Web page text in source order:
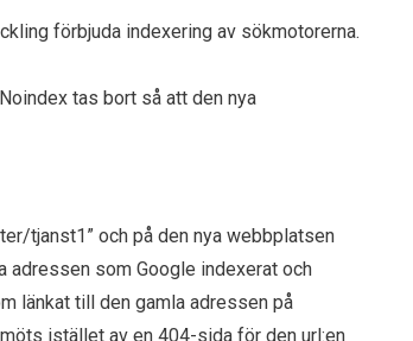
förbjuda indexering av sökmotorerna.
tas bort så att den nya
tjanst1” och på den nya webbplatsen
adressen som Google indexerat och
länkat till den gamla adressen på
istället av en 404-sida för den url:en